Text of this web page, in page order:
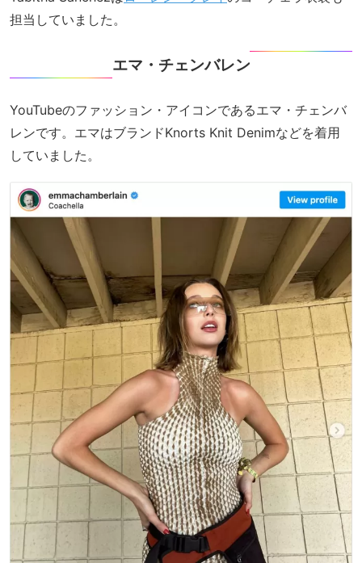
担当していました。
エマ・チェンバレン
YouTubeのファッション・アイコンであるエマ・チェンバ
レンです。エマはブランドKnorts Knit Denimなどを着用
していました。